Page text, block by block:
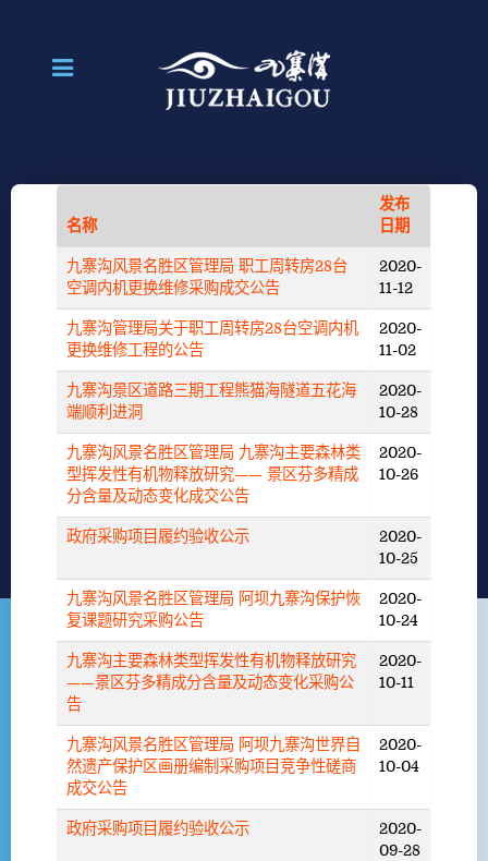
名称
发布
日期
九寨沟风景名胜区管理局 职工周转房28台
空调内机更换维修采购成交公告
2020-
11-12
九寨沟管理局关于职工周转房28台空调内机
更换维修工程的公告
2020-
11-02
九寨沟景区道路三期工程熊猫海隧道五花海
端顺利进洞
2020-
10-28
九寨沟风景名胜区管理局 九寨沟主要森林类
型挥发性有机物释放研究—— 景区芬多精成
分含量及动态变化成交公告
2020-
10-26
政府采购项目履约验收公示
2020-
10-25
九寨沟风景名胜区管理局 阿坝九寨沟保护恢
复课题研究采购公告
2020-
10-24
九寨沟主要森林类型挥发性有机物释放研究
——景区芬多精成分含量及动态变化采购公
告
2020-
10-11
九寨沟风景名胜区管理局 阿坝九寨沟世界自
然遗产保护区画册编制采购项目竞争性磋商
成交公告
2020-
10-04
政府采购项目履约验收公示
2020-
09-28